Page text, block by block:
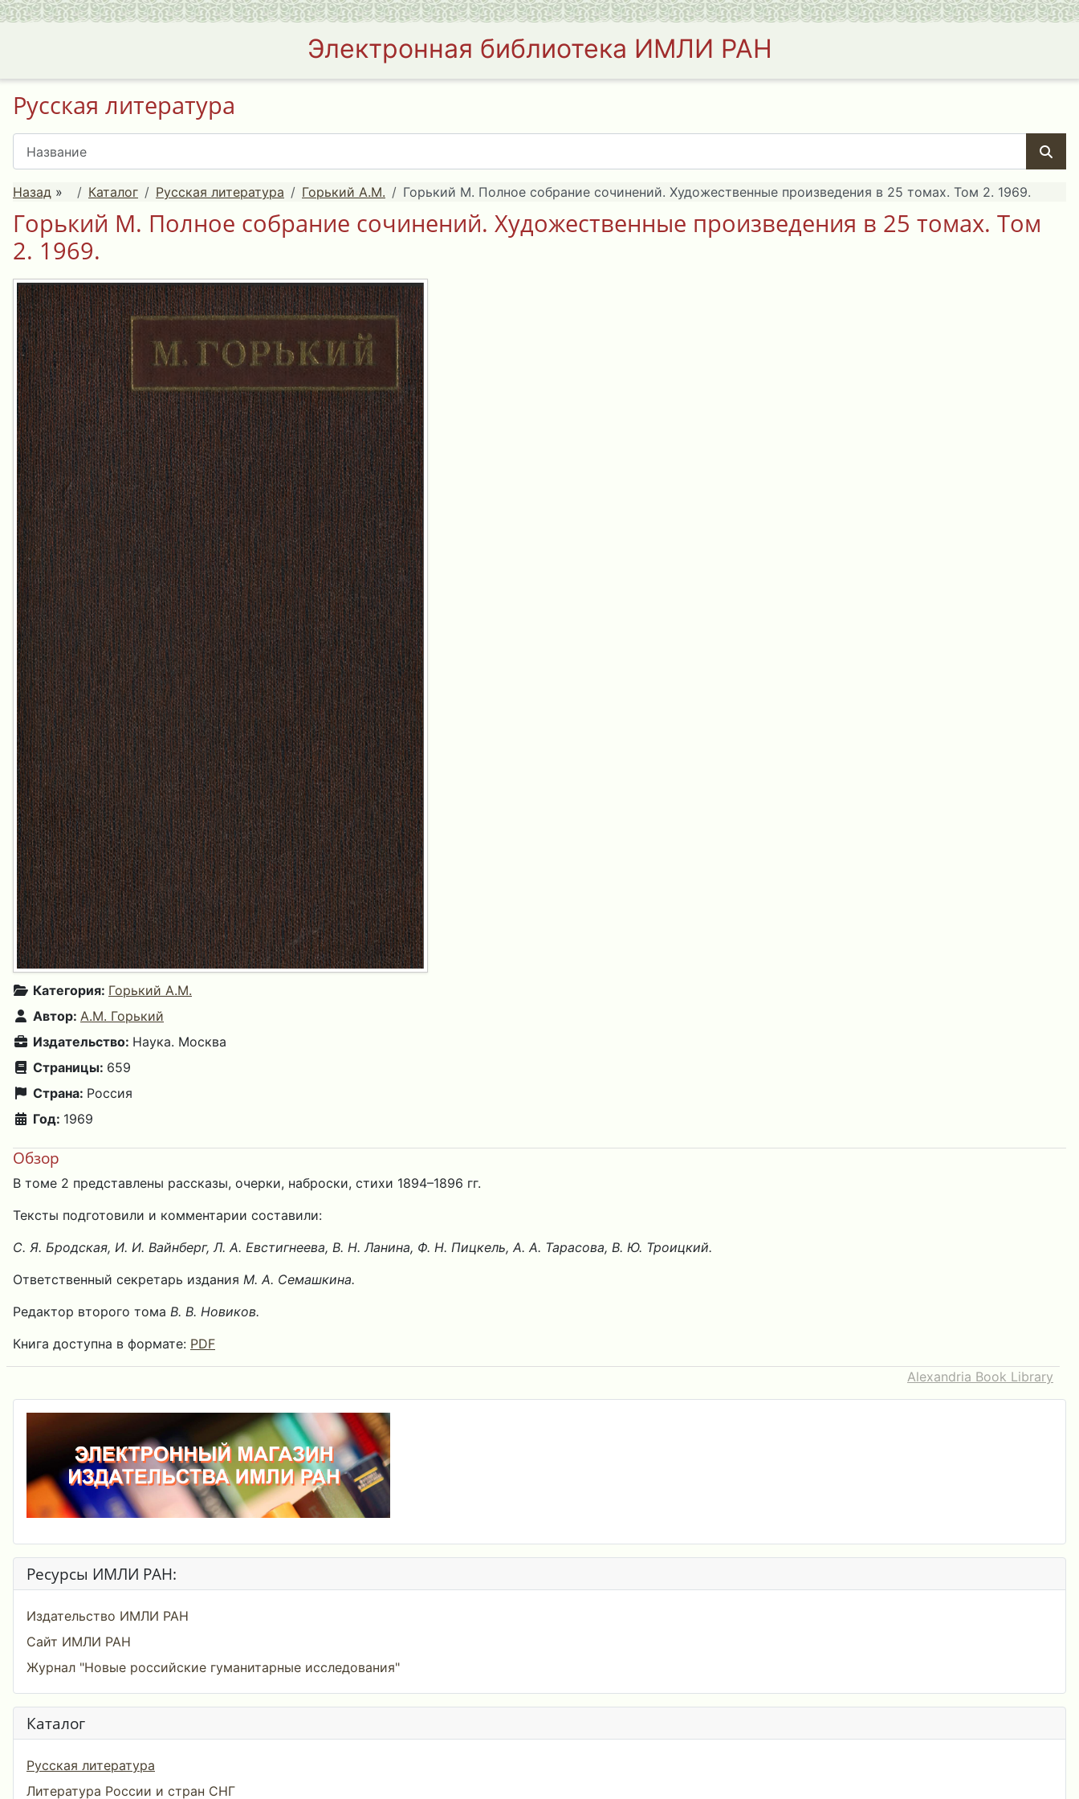
Электронная библиотека ИМЛИ РАН
Русская литература
Назад » Каталог Русская литература Горький А.М. Горький М. Полное собрание сочинений. Художественные произведения в 25 томах. Том 2. 1969.
Горький М. Полное собрание сочинений. Художественные произведения в 25 томах. Том
2. 1969.
Категория: Горький А.М.
Автор: А.М. Горький
Издательство: Наука. Москва
Страницы: 659
Страна: Россия
Год: 1969
Обзор
В томе 2 представлены рассказы, очерки, наброски, стихи 1894–1896 гг.
Тексты подготовили и комментарии составили:
C. Я. Бродская, И. И. Вайнберг, Л. А. Евстигнеева, В. Н. Ланина, Ф. Н. Пицкель, А. А. Тарасова, В. Ю. Троицкий.
Ответственный секретарь издания М. А. Семашкина.
Редактор второго тома В. В. Новиков.
Книга доступна в формате: PDF
Alexandria Book Library
Ресурсы ИМЛИ РАН:
Издательство ИМЛИ РАН
Сайт ИМЛИ РАН
Журнал "Новые российские гуманитарные исследования"
Каталог
Русская литература
Литература России и стран СНГ